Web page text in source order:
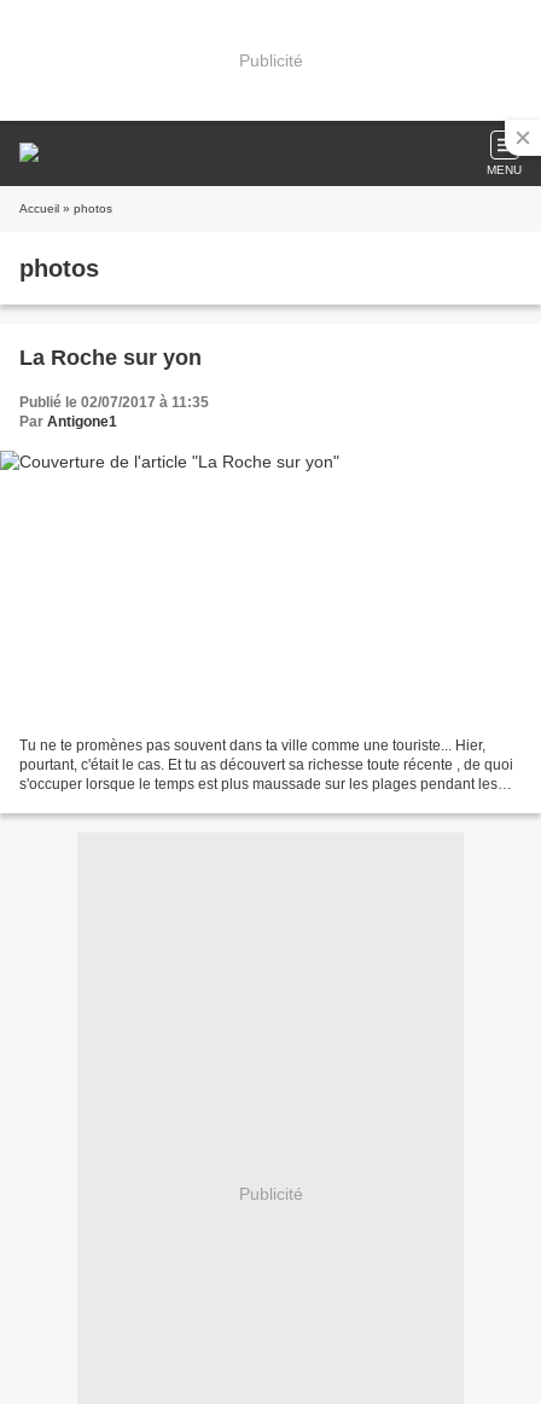
Publicité
MENU
Accueil » photos
photos
La Roche sur yon
Publié le 02/07/2017 à 11:35
Par Antigone1
Tu ne te promènes pas souvent dans ta ville comme une touriste... Hier,
pourtant, c'était le cas. Et tu as découvert sa richesse toute récente , de quoi
s'occuper lorsque le temps est plus maussade sur les plages pendant les
Publicité